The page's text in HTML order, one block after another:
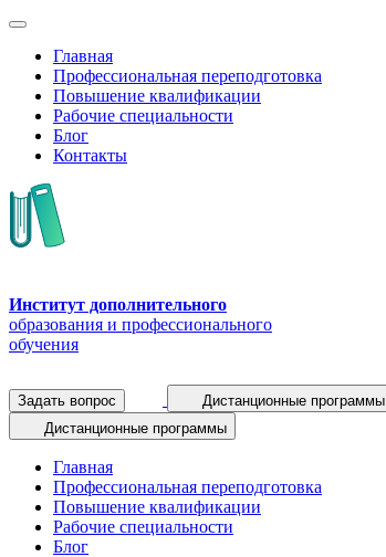
Главная
Профессиональная переподготовка
Повышение квалификации
Рабочие специальности
Блог
Контакты
Институт дополнительного
образования и профессионального
обучения
Задать вопрос
Дистанционные программы
Дистанционные программы
Главная
Профессиональная переподготовка
Повышение квалификации
Рабочие специальности
Блог